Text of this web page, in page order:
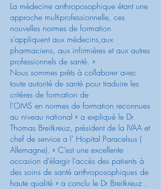
La médecine anthroposophique étant une
approche multiprofessionnelle, ces
nouvelles normes de formation
s’appliquent aux médecins,aux
pharmaciens, aux infirmières et aux autres
professionnels de santé. »
Nous sommes prêts à collaborer avec
toute autorité de santé pour traduire les
critères de formation de
l’OMS en normes de formation reconnues
au niveau national « a expliqué le Dr
Thomas Breitkreuz, président de la IVAA et
chef de service a l’ Hopital Paracelsus (
Allemagne). « C’est une excellente
occasion d’élargir l’accès des patients à
des soins de santé anthroposophiques de
haute qualité » a conclu le Dr Breitkreuz .